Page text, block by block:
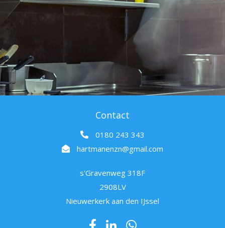
Contact
0180 243 343
hartmanenzn@gmail.com
s'Gravenweg 318F
2908LV
Nieuwerkerk aan den IJssel